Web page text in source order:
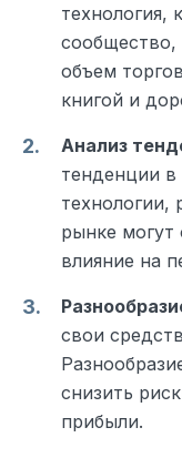
технология,
сообщество,
объем
книгой и
Анализ
тенденции
технологии,
рынке могут
влияние на
свои
снизить
прибыли.